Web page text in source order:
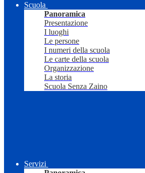
Scuola
Panoramica
Presentazione
I luoghi
Le persone
I numeri della scuola
Le carte della scuola
Organizzazione
La storia
Scuola Senza Zaino
Servizi